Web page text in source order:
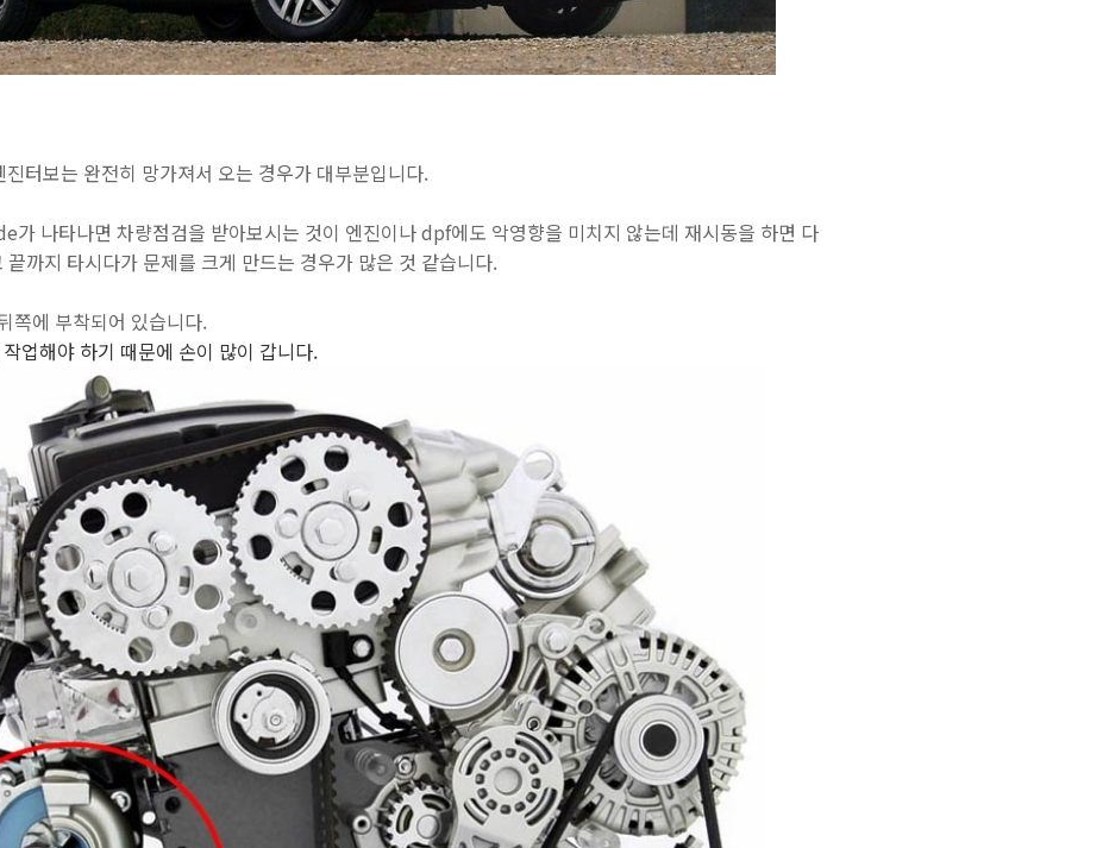
터보는 완전히 망가져서 오는 경우가 대부분입니다.
나타나면 차량점검을 받아보시는 것이 엔진이나 dpf에도 악영향을 미치지 않는데 재시동을 하면 다
까지 타시다가 문제를 크게 만드는 경우가 많은 것 같습니다.
쪽에 부착되어 있습니다.
업해야 하기 때문에 손이 많이 갑니다.